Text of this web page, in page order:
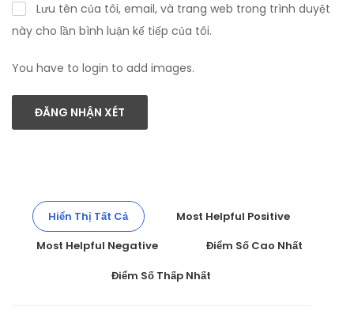
Lưu tên của tôi, email, và trang web trong trình duyệt
này cho lần bình luận kế tiếp của tôi.
You have to login to add images.
ĐĂNG NHẬN XÉT
Hiển Thị Tất Cả
Most Helpful Positive
Most Helpful Negative
Điểm Số Cao Nhất
Điểm Số Thấp Nhất